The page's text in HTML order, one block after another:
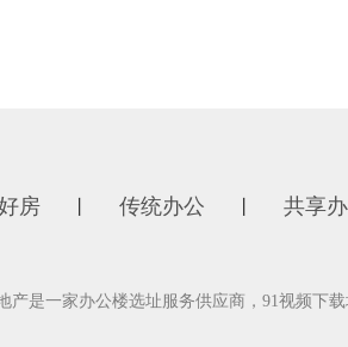
房 传统办公 共享
是一家办公楼选址服务供应商，91视频下